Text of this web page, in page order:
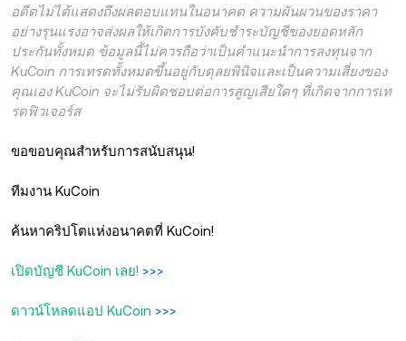
อดีตไม่ได้แสดงถึงผลตอบแทนในอนาคต ความผันผวนของราคา
อย่างรุนแรงอาจส่งผลให้เกิดการบังคับชำระบัญชีของยอดหลัก
ประกันทั้งหมด ข้อมูลนี้ไม่ควรถือว่าเป็นคำแนะนำการลงทุนจาก
KuCoin การเทรดทั้งหมดขึ้นอยู่กับดุลยพินิจและเป็นความเสี่ยงของ
คุณเอง KuCoin จะไม่รับผิดชอบต่อการสูญเสียใดๆ ที่เกิดจากการเท
รดฟิวเจอร์ส
ขอขอบคุณสำหรับการสนับสนุน!
ทีมงาน KuCoin
ค้นหาคริปโตแห่งอนาคตที่ KuCoin!
เปิดบัญชี KuCoin เลย! >>>
ดาวน์โหลดแอป KuCoin >>>